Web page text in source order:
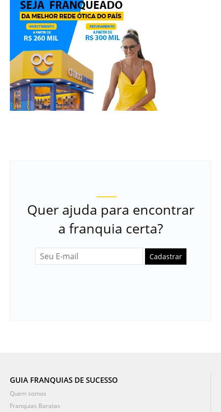
Quer ajuda para encontrar
a franquia certa?
Cadastrar
GUIA FRANQUIAS DE SUCESSO
Quem somos
Franquias Baratas